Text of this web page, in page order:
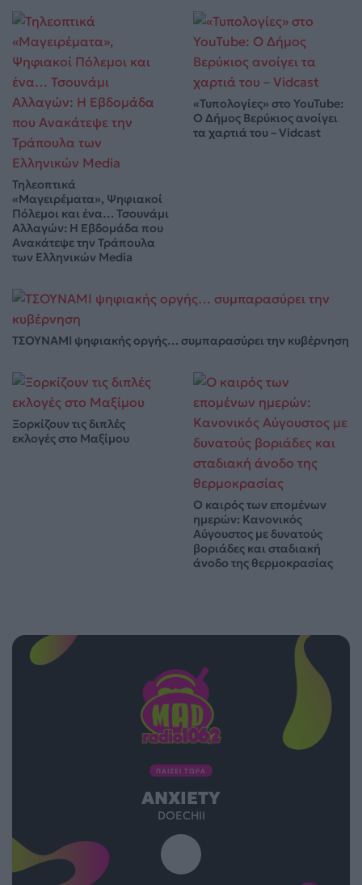
Τηλεοπτικά
«Μαγειρέματα», Ψηφιακοί
Πόλεμοι και ένα… Τσουνάμι
Αλλαγών: Η Εβδομάδα που
Ανακάτεψε την Τράπουλα
των Ελληνικών Media
«Τυπολογίες» στο YouTube:
Ο Δήμος Βερύκιος ανοίγει
τα χαρτιά του – Vidcast
ΤΣΟΥΝΑΜΙ ψηφιακής οργής… συμπαρασύρει την κυβέρνηση
Ξορκίζουν τις διπλές
εκλογές στο Μαξίμου
Ο καιρός των επομένων
ημερών: Κανονικός
Αύγουστος με δυνατούς
βοριάδες και σταδιακή
άνοδο της θερμοκρασίας
ΠΑΙΖΕΙ ΤΩΡΑ
ANXIETY
DOECHII